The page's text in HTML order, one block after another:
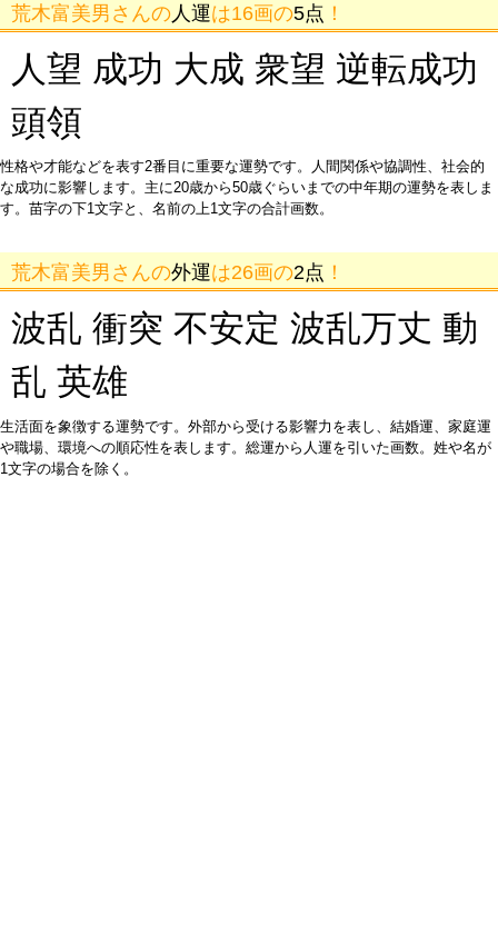
荒木富美男さんの 人運は16画の5点 ！
人望 成功 大成 衆望 逆転成功
頭領
性格や才能などを表す2番目に重要な運勢です。人間関係や協調性、社会的
な成功に影響します。主に20歳から50歳ぐらいまでの中年期の運勢を表しま
す。苗字の下1文字と、名前の上1文字の合計画数。
荒木富美男さんの外運は26画の2点 ！
波乱 衝突 不安定 波乱万丈 動
乱 英雄
生活面を象徴する運勢です。外部から受ける影響力を表し、結婚運、家庭運
や職場、環境への順応性を表します。総運から人運を引いた画数。姓や名が
1文字の場合を除く。